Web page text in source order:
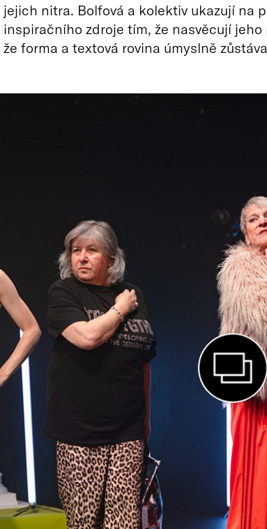
jejich nitra. Bolfová a kolektiv ukazují na
inspiračního zdroje tím, že nasvěcují
že forma a textová rovina úmyslně